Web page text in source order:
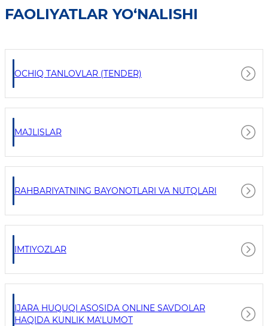
FAOLIYATLAR YO‘NALISHI
OCHIQ TANLOVLAR (TENDER)
MAJLISLAR
RAHBARIYATNING BAYONOTLARI VA NUTQLARI
IMTIYOZLAR
IJARA HUQUQI ASOSIDA ONLINE SAVDOLAR
HAQIDA KUNLIK MA'LUMOT